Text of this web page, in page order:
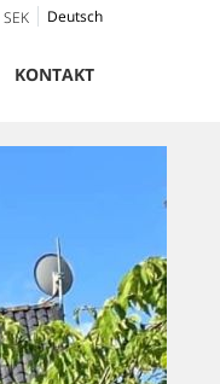
Deutsch
SEK
KONTAKT